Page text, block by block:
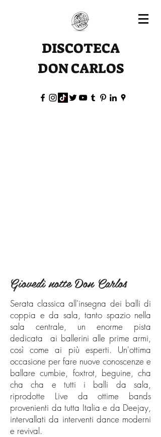
DISCOTECA
DON CARLOS
Giovedì notte Don Carlos
Serata classica all'insegna dei balli di
coppia e da sala, tanto spazio nella
sala centrale, un enorme pista
dedicata ai ballerini alle prime armi,
così come ai più esperti. Un'ottima
occasione per fare nuove conoscenze e
ballare cumbie, foxtrot, beguine, cha
cha cha e tutti i balli da sala,
riprodotte Live da ottime bands
provenienti da tutta Italia e da Deejay,
intervallati da interventi dance moderni
e revival.